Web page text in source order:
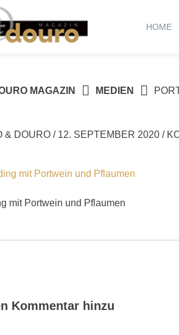
HOME
MAGAZIN MEDIEN
& DOURO / 12. SEPTEMBER 2020 /
mit Portwein und Pflaumen
Kommentar hinzu